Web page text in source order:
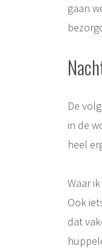
gaan
De
in de
heel
Waar
Ook
dat